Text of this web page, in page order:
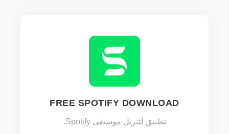
FREE SPOTIFY DOWNLOAD
تطبيق لتنزيل موسيقى Spotify.